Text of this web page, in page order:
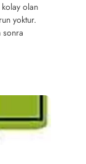
olan
yoktur.
sonra